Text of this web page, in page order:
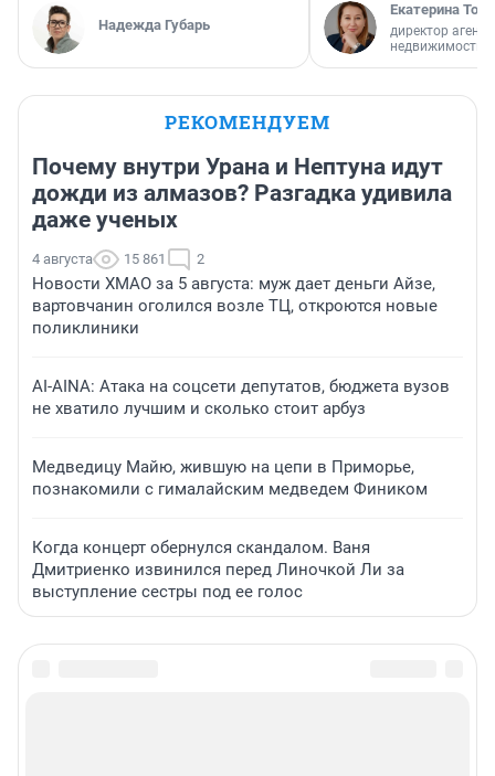
Надежда Губарь
Екатерина
директор
недвижимости
РЕКОМЕНДУЕМ
Почему внутри Урана и Нептуна идут
дожди из алмазов? Разгадка удивила
даже ученых
4 августа 15 861 2
Новости ХМАО за 5 августа: муж дает деньги Айзе,
вартовчанин оголился возле ТЦ, откроются новые
поликлиники
AI-AINA: Атака на соцсети депутатов, бюджета вузов
не хватило лучшим и сколько стоит арбуз
Медведицу Майю, жившую на цепи в Приморье,
познакомили с гималайским медведем Фиником
Когда концерт обернулся скандалом. Ваня
Дмитриенко извинился перед Линочкой Ли за
выступление сестры под ее голос